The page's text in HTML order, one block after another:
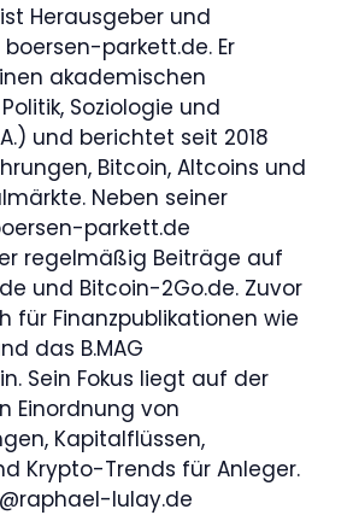
Herausgeber und
parkett.de. Er
akademischen
Soziologie und
und berichtet seit 2018
Bitcoin, Altcoins und
Neben seiner
parkett.de
regelmäßig Beiträge auf
und Bitcoin-2Go.de. Zuvor
für Finanzpublikationen wie
das B.MAG
Sein Fokus liegt auf der
Einordnung von
Kapitalflüssen,
Krypto-Trends für Anleger.
lulay.de